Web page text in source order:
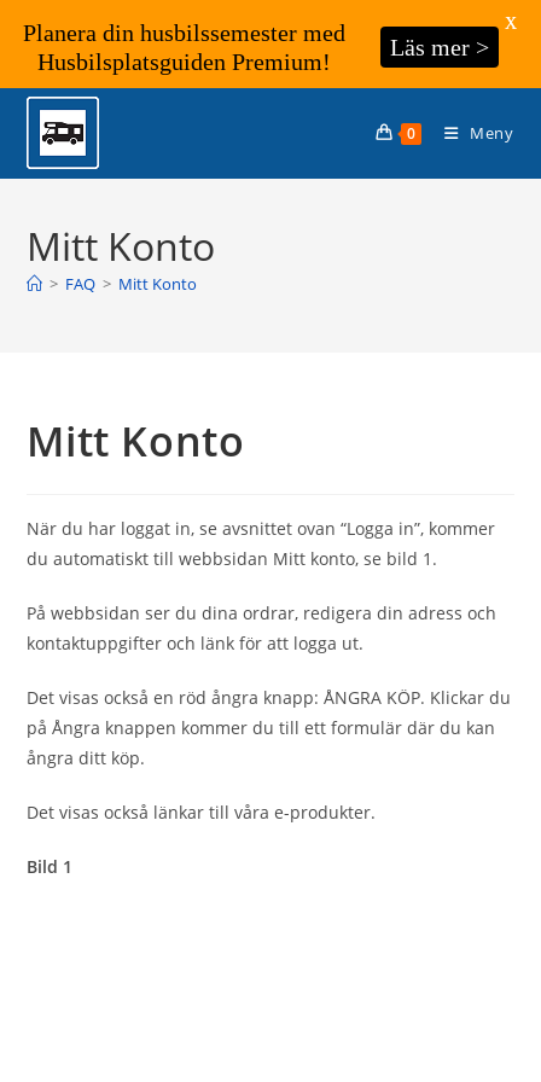
Hoppa
innehållet
0 Meny
Mitt Konto
> FAQ > Mitt Konto
Mitt Konto
När du har loggat in, se avsnittet ovan “Logga in”, kommer
du automatiskt till webbsidan Mitt konto, se bild 1.
På webbsidan ser du dina ordrar, redigera din adress och
kontaktuppgifter och länk för att logga ut.
Det visas också en röd ångra knapp: ÅNGRA KÖP. Klickar du
på Ångra knappen kommer du till ett formulär där du kan
ångra ditt köp.
Det visas också länkar till våra e-produkter.
Bild 1
Planera din husbilssemester med
Husbilsplatsguiden Premium!
Läs mer >
X